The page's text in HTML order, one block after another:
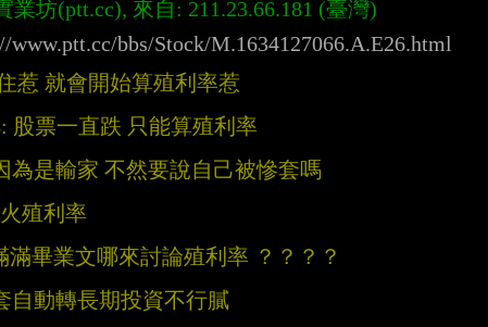
www.ptt.cc/bbs/Stock/M.1634127066.A.E26.html
惹 就會開始算殖利率惹
: 股票一直跌 只能算殖利率
為是輸家 不然要說自己被慘套嗎
殖利率
滿畢業文哪來討論殖利率 ？？？？
自動轉長期投資不行膩